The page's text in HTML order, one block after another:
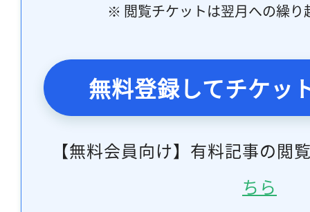
※ 閲覧チケットは翌月への繰り
無料登録してチケッ
【無料会員向け】有料記事の閲
ちら